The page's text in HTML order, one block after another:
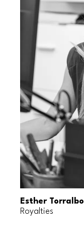
Esther Torralbo
Royalties